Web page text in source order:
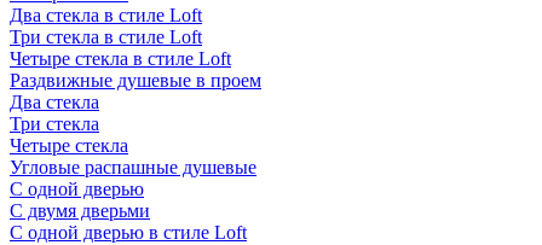
Два стекла в стиле Loft
Три стекла в стиле Loft
Четыре стекла в стиле Loft
Раздвижные душевые в проем
Два стекла
Три стекла
Четыре стекла
Угловые распашные душевые
С одной дверью
С двумя дверьми
С одной дверью в стиле Loft